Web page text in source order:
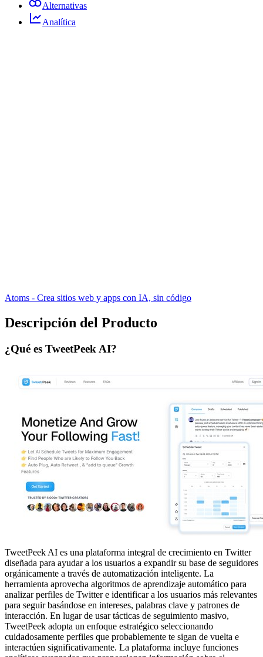
Alternativas
Analítica
Atoms - Crea sitios web y apps con IA, sin código
Descripción del Producto
¿Qué es TweetPeek AI?
TweetPeek AI es una plataforma integral de crecimiento en Twitter
diseñada para ayudar a los usuarios a expandir su base de seguidores
orgánicamente a través de automatización inteligente. La
herramienta aprovecha algoritmos de aprendizaje automático para
analizar perfiles de Twitter e identificar a los usuarios más relevantes
para seguir basándose en intereses, palabras clave y patrones de
interacción. En lugar de usar tácticas de seguimiento masivo,
TweetPeek adopta un enfoque estratégico seleccionando
cuidadosamente perfiles que probablemente te sigan de vuelta e
interactúen significativamente. La plataforma incluye funciones